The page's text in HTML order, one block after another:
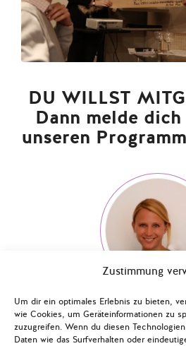
Zustimmung
Um dir ein optimales Erlebnis zu bieten,
wie Cookies, um Geräteinformationen zu
zuzugreifen. Wenn du diesen
Daten wie das Surfverhalten oder
DU WILLST
Dann melde
unseren
Katharina